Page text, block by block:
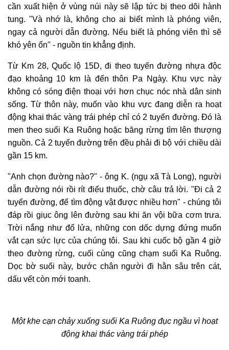
cần xuất hiện ở vùng núi này sẽ lập tức bị theo dõi hành
tung. "Và nhớ là, không cho ai biết mình là phóng viên,
ngay cả người dẫn đường. Nếu biết là phóng viên thì sẽ
khó yên ổn" - nguồn tin khẳng định.
Từ Km 28, Quốc lộ 15D, đi theo tuyến đường nhựa độc
đạo khoảng 10 km là đến thôn Pa Ngày. Khu vực này
không có sóng điện thoại với hơn chục nóc nhà dân sinh
sống. Từ thôn này, muốn vào khu vực đang diễn ra hoạt
động khai thác vàng trái phép chỉ có 2 tuyến đường. Đó là
men theo suối Ka Ruông hoặc băng rừng tìm lên thượng
nguồn. Cả 2 tuyến đường trên đều phải đi bộ với chiều dài
gần 15 km.
"Anh chọn đường nào?" - ông K. (ngụ xã Tà Long), người
dẫn đường nói rồi rít điếu thuốc, chờ câu trả lời. "Đi cả 2
tuyến đường, để tìm động vật được nhiều hơn" - chúng tôi
đáp rồi giục ông lên đường sau khi ăn vội bữa cơm trưa.
Trời nắng như đổ lửa, những con dốc dựng đứng muốn
vắt cạn sức lực của chúng tôi. Sau khi cuốc bộ gần 4 giờ
theo đường rừng, cuối cùng cũng chạm suối Ka Ruông.
Dọc bờ suối này, bước chân người đi hằn sâu trên cát,
dấu vết còn mới toanh.
Một khe cạn chảy xuống suối Ka Ruông đục ngầu vì hoạt
động khai thác vàng trái phép